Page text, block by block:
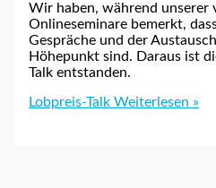
Wir haben, während unserer
Onlineseminare bemerkt,
Gespräche und der
Höhepunkt sind. Daraus ist
Talk entstanden.
Lobpreis-TalkWeiterlesen »